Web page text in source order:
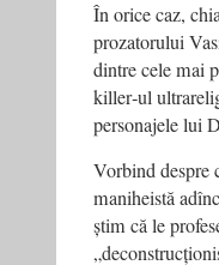
În orice caz,
prozatorului
dintre cele mai
killer‑ul
personajele lui
Vorbind despre
maniheistă
știm că le